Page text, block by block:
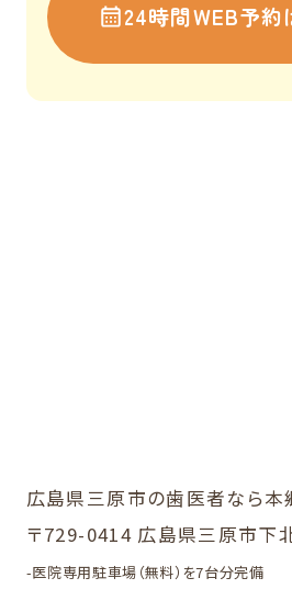
24時間WEB予約
広島県三原市の歯医者なら本
〒729-0414 広島県三原市下
-医院専用駐車場（無料）を7台分完備